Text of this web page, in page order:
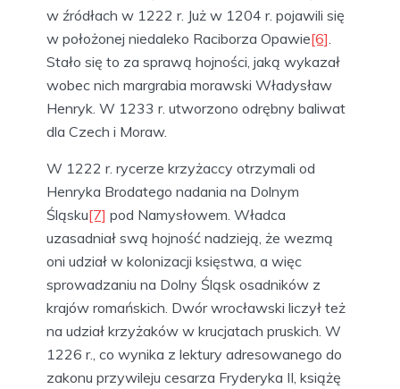
w źródłach w 1222 r. Już w 1204 r. pojawili się
w położonej niedaleko Raciborza Opawie[6].
Stało się to za sprawą hojności, jaką wykazał
wobec nich margrabia morawski Władysław
Henryk. W 1233 r. utworzono odrębny baliwat
dla Czech i Moraw.
W 1222 r. rycerze krzyżaccy otrzymali od
Henryka Brodatego nadania na Dolnym
Śląsku[7] pod Namysłowem. Władca
uzasadniał swą hojność nadzieją, że wezmą
oni udział w kolonizacji księstwa, a więc
sprowadzaniu na Dolny Śląsk osadników z
krajów romańskich. Dwór wrocławski liczył też
na udział krzyżaków w krucjatach pruskich. W
1226 r., co wynika z lektury adresowanego do
zakonu przywileju cesarza Fryderyka II, książę